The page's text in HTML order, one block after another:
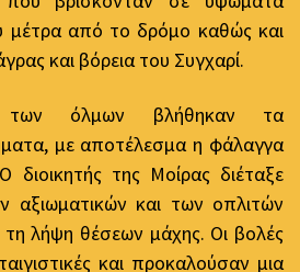
μέτρα από το δρόμο καθώς και
και βόρεια του Συγχαρί.
όλμων βλήθηκαν τα
με αποτέλεσμα η φάλαγγα
διοικητής της Μοίρας διέταξε
αξιωματικών και των οπλιτών
λήψη θέσεων μάχης. Οι βολές
και προκαλούσαν μια